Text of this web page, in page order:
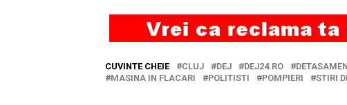
CUVINTE CHEIE CLUJ DEJ DEJ24.RO
MASINA IN FLACARI
POLITISTI POMPIERI STIRI